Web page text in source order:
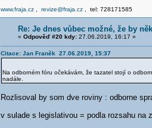
www.fraja.cz, revize@fraja.cz, tel: 728171585
Re: Je dnes vůbec možné, že by
« Odpověď #20 kdy:27.06.2019, 16:17 »
Citace: Jan Franěk 27.06.2019, 15:37
Na odborném fóru očekávám, že tazatel stojí o
nadále.
Rozlisoval by som dve roviny : odborne
v sulade s legislativou = podla rozsahu na